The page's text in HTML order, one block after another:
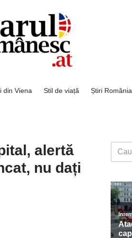
din Viena Stil de viață Știri România
alertă
nu dați